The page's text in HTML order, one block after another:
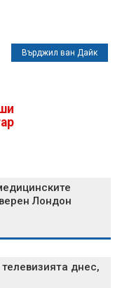
Върджил ван Дайк
Лондон
днес,